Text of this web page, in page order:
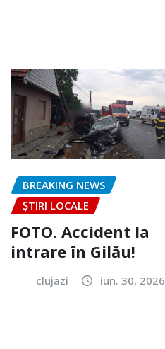
BREAKING NEWS
ȘTIRI LOCALE
FOTO. Accident la
intrare în Gilău!
clujazi iun. 30, 2026